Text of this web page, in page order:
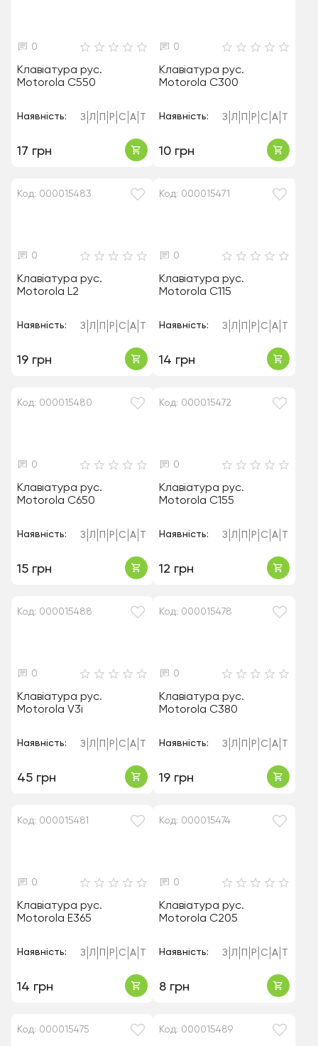
0
Клавіатура рус.
Motorola C550
Наявність: З Л Р С А
17 грн
0
Клавіатура рус.
Motorola C300
Наявність: З Л Р С А
10 грн
Код: 000015483
0
Клавіатура рус.
Motorola L2
Наявність: З Л Р С А
19 грн
Код: 000015471
0
Клавіатура рус.
Motorola C115
Наявність: З Л Р С А
14 грн
Код: 000015480
0
Клавіатура рус.
Motorola C650
Наявність: З Л Р С А
15 грн
Код: 000015472
0
Клавіатура рус.
Motorola C155
Наявність: З Л Р С А
12 грн
Код: 000015488
0
Клавіатура рус.
Motorola V3i
Наявність: З Л Р С А
45 грн
Код: 000015478
0
Клавіатура рус.
Motorola C380
Наявність: З Л Р С А
19 грн
Код: 000015481
0
Клавіатура рус.
Motorola E365
Наявність: З Л Р С А
14 грн
Код: 000015474
0
Клавіатура рус.
Motorola C205
Наявність: З Л Р С А
8 грн
Код: 000015475 Код: 000015489